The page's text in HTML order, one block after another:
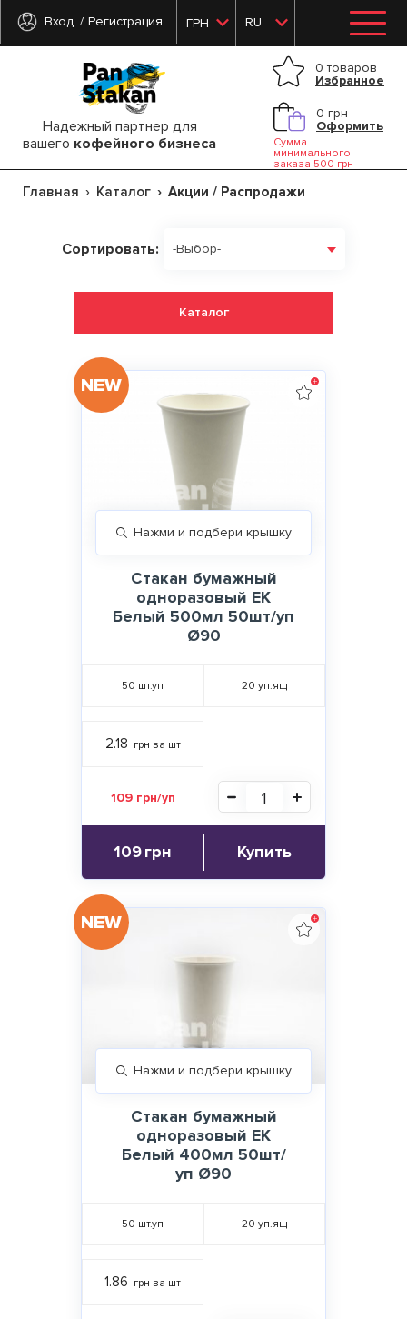
Вход Регистрация ГРН RU
Надежный партнер для
вашего кофейного бизнеса
0 товаров
Избранное
0 грн
Оформить
Сумма
минимального
заказа 500 грн
Главная Каталог Акции / Распродажи
Сортировать: -Выбор-
Каталог
NEW
Нажми и подбери крышку
Стакан бумажный
одноразовый ЕК
Белый 500мл 50шт/уп
Ø90
50 шт.уп 20 уп.ящ
2.18 грн за шт
109 грн/уп
109грн Купить
NEW
Нажми и подбери крышку
Стакан бумажный
одноразовый EK
Белый 400мл 50шт/
уп Ø90
50 шт.уп 20 уп.ящ
1.86 грн за шт